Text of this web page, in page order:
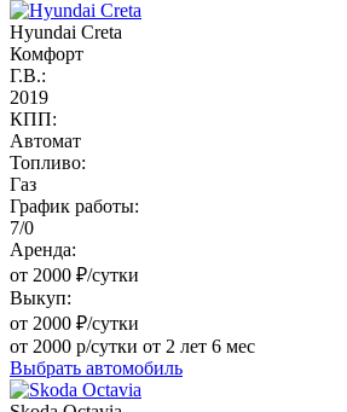
Hyundai Creta
Комфорт
Г.В.:
2019
КПП:
Автомат
Топливо:
Газ
График работы:
7/0
Аренда:
от 2000 ₽/сутки
Выкуп:
от 2000 ₽/сутки
от 2000 р/сутки от 2 лет 6 мес
Выбрать автомобиль